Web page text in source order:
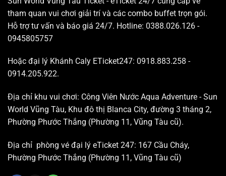
tham quan vui chơi giải trí và các combo buffet trọn gói.
Hỗ trợ tư vấn và báo giá 24/7. Hotline: 0388.026.126 -
0945805757
Hoặc đại lý Khánh Caly ETicket247: 0918.883.258 -
0914.205.922.
Địa chỉ khu vui chơi: Công Viên Nước Aqua Adventure - Sun
World Vũng Tàu, Khu đô thị Blanca City, đường 3 tháng 2,
Phường Phước Thắng (Phường 11, Vũng Tàu cũ).
Địa chỉ phòng vé đại lý eTicket 247: 167 Cầu Cháy,
Phường Phước Thắng (Phường 11, Vũng Tàu cũ)